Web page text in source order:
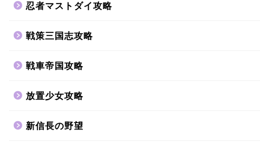
忍者マストダイ攻略
戦策三国志攻略
戦車帝国攻略
放置少女攻略
新信長の野望